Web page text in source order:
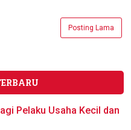
Posting Lama
Pelaku Usaha Kecil dan